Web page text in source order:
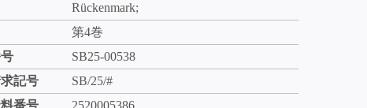
Rückenmark;
第4巻
SB25-00538
記号
SB/25/#
番号
2520005386